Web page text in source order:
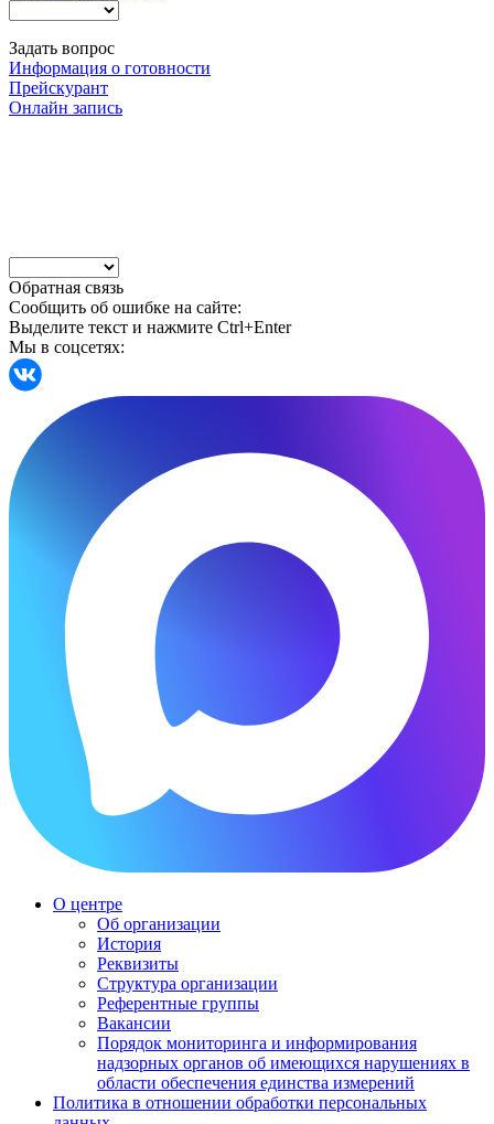
Задать вопрос
Информация о готовности
Прейскурант
Онлайн запись
Обратная связь
Сообщить об ошибке на сайте:
Выделите текст и нажмите Ctrl+Enter
Мы в соцсетях:
О центре
Об организации
История
Реквизиты
Структура организации
Референтные группы
Вакансии
Порядок мониторинга и информирования
надзорных органов об имеющихся нарушениях в
области обеспечения единства измерений
Политика в отношении обработки персональных